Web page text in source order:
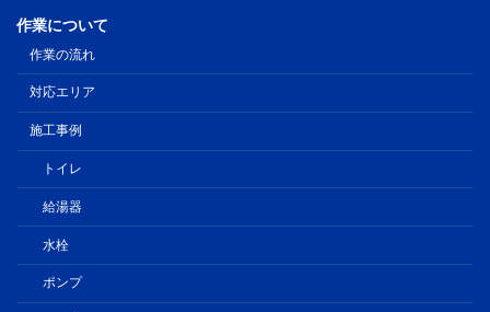
作業について
作業の流れ
対応エリア
施工事例
トイレ
給湯器
水栓
ポンプ